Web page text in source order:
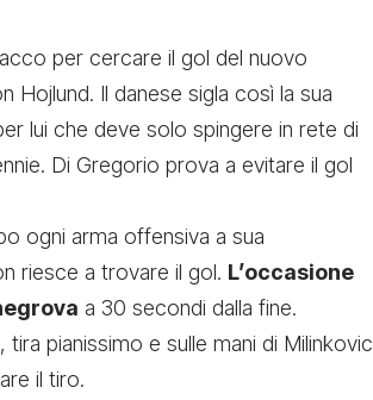
per cercare il gol del nuovo
Hojlund. Il danese sigla così la sua
lui che deve solo spingere in rete di
Di Gregorio prova a evitare il gol
ogni arma offensiva a sua
riesce a trovare il gol. L’occasione
a 30 secondi dalla fine.
pianissimo e sulle mani di Milinkovic
il tiro.